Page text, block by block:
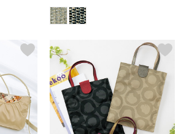
ボトムス
パンツ／スラ
ショート･クロ